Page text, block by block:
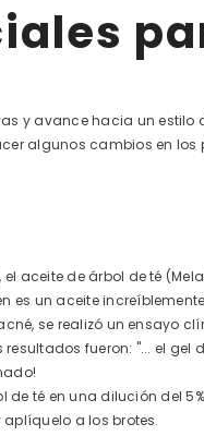
y avance hacia un
algunos cambios en los
aceite de árbol de té
un aceite
se realizó un ensayo
fueron: "... el gel
té en una dilución del
a los brotes.